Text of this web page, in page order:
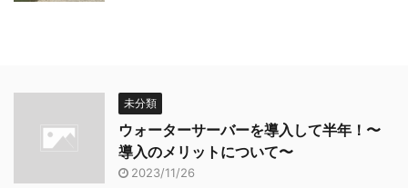
未分類
ウォーターサーバーを導入して半年！〜
導入のメリットについて〜
2023/11/26